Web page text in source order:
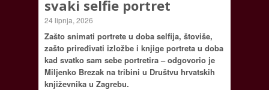
svaki selfie portret
24 lipnja, 2026
Zašto snimati portrete u doba selfija, štoviše,
zašto priređivati izložbe i knjige portreta u doba
kad svatko sam sebe portretira – odgovorio je
Miljenko Brezak na tribini u Društvu hrvatskih
književnika u Zagrebu.